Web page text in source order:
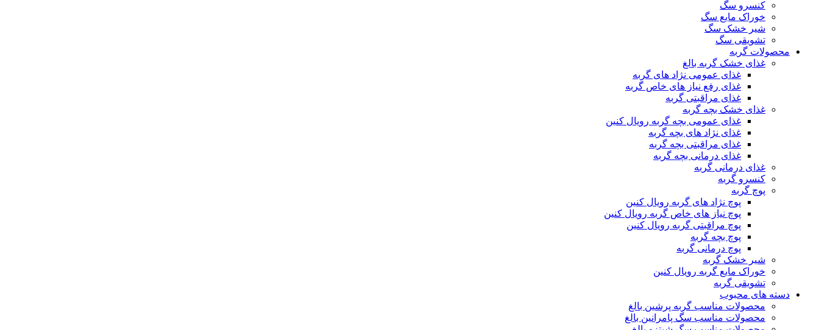
کنسرو سگ
خوراک مایع سگ
شیر خشک سگ
تشویقی سگ
محصولات گربه
غذای خشک گربه بالغ
غذای عمومی نژاد های گربه
غذای رفع نیاز های خاص گربه
غذای مراقبتی گربه
غذای خشک بچه گربه
غذای عمومی بچه گربه رویال کنین
غذای نژاد های بچه گربه
غذای مراقبتی بچه گربه
غذای درمانی بچه گربه
غذای درمانی گربه
کنسرو گربه
پوچ گربه
پوچ نژاد های گربه رویال کنین
پوچ نیاز های خاص گربه رویال کنین
پوچ مراقبتی گربه رویال کنین
پوچ بچه گربه
پوچ درمانی گربه
شیر خشک گربه
خوراک مایع گربه رویال کنین
تشویقی گربه
دسته های محبوب
محصولات مناسب گربه پرشین بالغ
محصولات مناسب سگ پامرانین بالغ